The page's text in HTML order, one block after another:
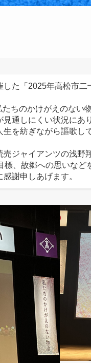
た「2025年高松市
ちのかけがえのない
通しにくい状況にあ
を紡ぎながら謳歌
ジャイアンツの浅野
標、故郷への思いな
謝申しあげます。